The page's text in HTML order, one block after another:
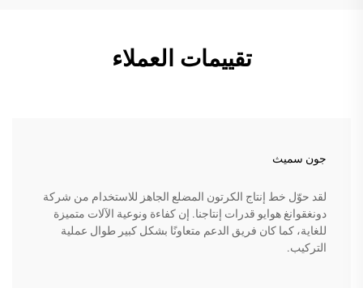
تقييمات العملاء
جون سميث
لقد حوّل خط إنتاج الكرتون المضلع الجاهز للاستخدام من شركة
دونغقوانغ هوايو قدرات إنتاجنا. إن كفاءة ونوعية الآلات متميزة
للغاية، كما كان فريق الدعم متعاونًا بشكل كبير طوال عملية
التركيب.